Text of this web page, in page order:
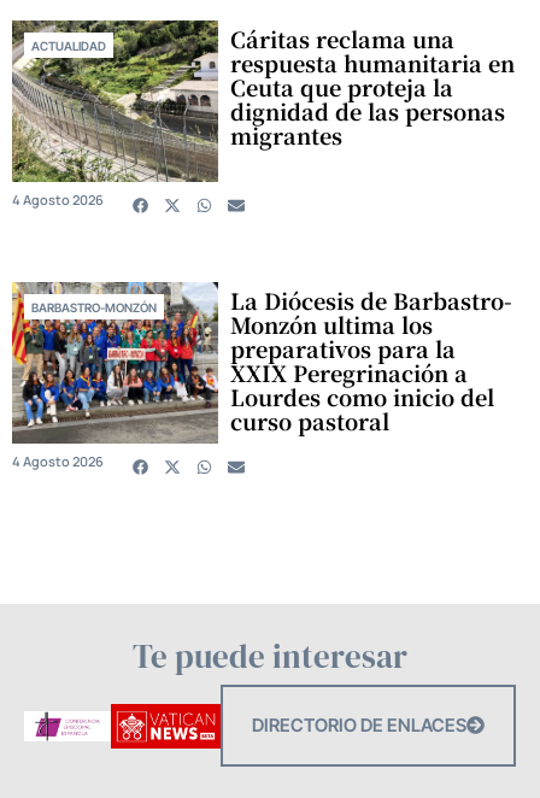
ACTUALIDAD Cáritas reclama una
respuesta humanitaria en
Ceuta que proteja la
dignidad de las personas
migrantes
4 Agosto 2026
BARBASTRO-MONZÓN La Diócesis de Barbastro-
Monzón ultima los
preparativos para la
XXIX Peregrinación a
Lourdes como inicio del
curso pastoral
4 Agosto 2026
Te puede interesar
DIRECTORIO DE ENLACES